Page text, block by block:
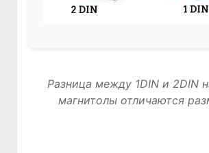
Разница между 1DIN и 2DIN
магнитолы отличаются